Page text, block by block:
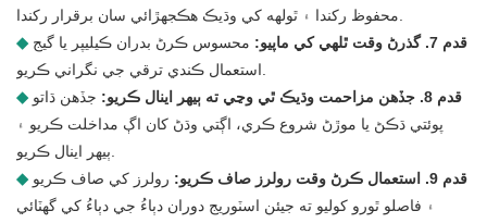
محفوظ رکندا ۽ ٿولهه کي وڌيڪ هڪجهڙائي سان برقرار رکندا.
◆
قدم 7. گذرڻ وقت ٿلهي کي ماپيو:
محسوس ڪرڻ بدران ڪيليپر يا گيج
استعمال ڪندي ترقي جي نگراني ڪريو.
◆
قدم 8. جڏهن مزاحمت وڌيڪ ٿي وڃي ته ٻيهر اينال ڪريو:
جڏهن ڌاتو
پوئتي ڌڪڻ يا موڙڻ شروع ڪري، اڳتي وڌڻ کان اڳ مداخلت ڪريو ۽
ٻيهر اينال ڪريو.
◆
قدم 9. استعمال ڪرڻ وقت رولرز صاف ڪريو:
رولرز کي صاف ڪريو
۽ فاصلو ٿورو کوليو ته جيئن اسٽوريج دوران دٻاءُ جي دٻاءُ کي گهٽائي